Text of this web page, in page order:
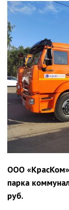
ООО
парка
руб.